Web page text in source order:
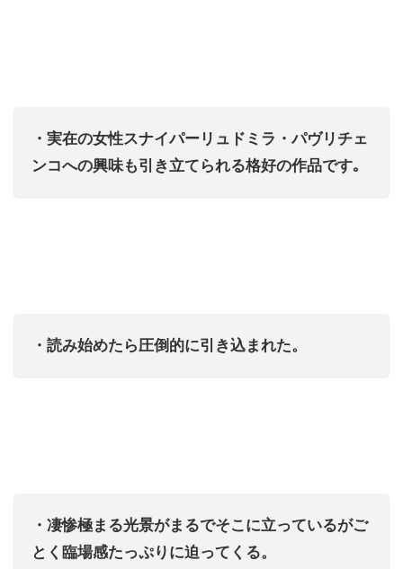
・実在の女性スナイパーリュドミラ・パヴリチェ
ンコへの興味も引き立てられる格好の作品です｡
・読み始めたら圧倒的に引き込まれた。
・凄惨極まる光景がまるでそこに立っているがご
とく臨場感たっぷりに迫ってくる。